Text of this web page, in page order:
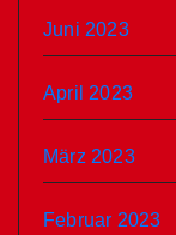
Juni 2023
April 2023
März 2023
Februar 2023